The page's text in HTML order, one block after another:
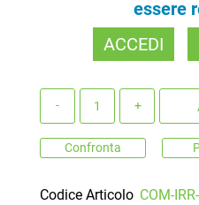
essere
ACCEDI
Confronta
Codice Articolo COM-